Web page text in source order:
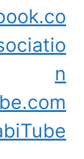
n